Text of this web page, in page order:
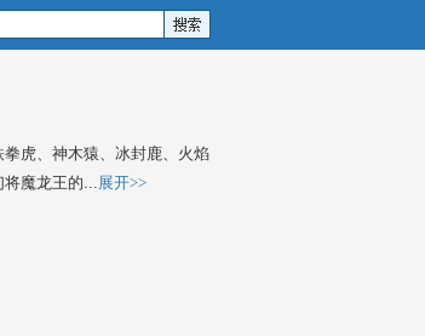
虎、神木猿、冰封鹿、火焰
将魔龙王的...展开>>